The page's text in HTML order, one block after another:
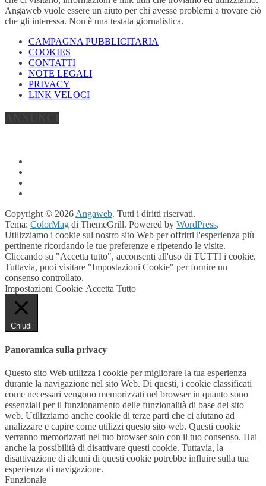
Angaweb vuole essere un aiuto per chi avesse problemi a trovare ciò
che gli interessa. Non è una testata giornalistica.
CAMPAGNA PUBBLICITARIA
COOKIES
CONTATTI
NOTE LEGALI
PRIVACY
LINK VELOCI
Copyright © 2026 Angaweb. Tutti i diritti riservati.
Tema: ColorMag di ThemeGrill. Powered by WordPress.
Utilizziamo i cookie sul nostro sito Web per offrirti l'esperienza più
pertinente ricordando le tue preferenze e ripetendo le visite.
Cliccando su "Accetta tutto", acconsenti all'uso di TUTTI i cookie.
Tuttavia, puoi visitare "Impostazioni Cookie" per fornire un
consenso controllato.
Impostazioni Cookie Accetta Tutto
Chiudi
Panoramica sulla privacy
Questo sito Web utilizza i cookie per migliorare la tua esperienza
durante la navigazione nel sito Web. Di questi, i cookie classificati
come necessari vengono memorizzati nel browser in quanto sono
essenziali per il funzionamento delle funzionalità di base del sito
web. Utilizziamo anche cookie di terze parti che ci aiutano ad
analizzare e capire come utilizzi questo sito web. Questi cookie
verranno memorizzati nel tuo browser solo con il tuo consenso. Hai
anche la possibilità di disattivare questi cookie. Tuttavia, la
disattivazione di alcuni di questi cookie potrebbe influire sulla tua
esperienza di navigazione.
Funzionale